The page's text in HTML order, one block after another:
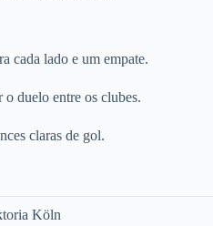
cada lado e um empate.
duelo entre os clubes.
claras de gol.
Köln